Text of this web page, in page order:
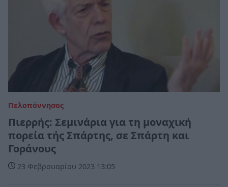
Πελοπόννησος
Πιερρής: Σεμινάρια για τη μοναχική
πορεία τής Σπάρτης, σε Σπάρτη και
Γοράνους
23 Φεβρουαρίου 2023 13:05